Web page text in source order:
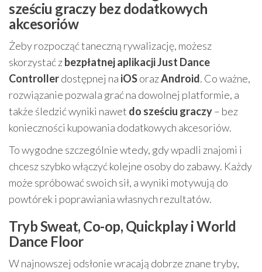
sześciu graczy bez dodatkowych
akcesoriów
Żeby rozpocząć taneczną rywalizację, możesz
skorzystać zbezpłatnej aplikacji Just Dance
Controllerdostępnej na iOSorazAndroid. Co ważne,
rozwiązanie pozwala grać na dowolnej platformie, a
także śledzić wyniki nawet do sześciu graczy– bez
konieczności kupowania dodatkowych akcesoriów.
To wygodne szczególnie wtedy, gdy wpadli znajomi i
chcesz szybko włączyć kolejne osoby do zabawy. Każdy
może spróbować swoich sił, a wyniki motywują do
powtórek i poprawiania własnych rezultatów.
Tryb Sweat, Co-op, Quickplay i World
Dance Floor
W najnowszej odsłonie wracają dobrze znane tryby,